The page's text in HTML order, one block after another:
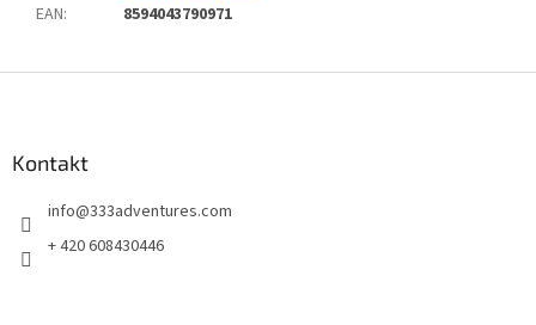
EAN: 8594043790971
Kontakt
info@333adventures.com
+ 420 608430446